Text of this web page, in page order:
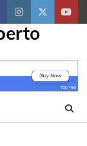
instagram
twitter